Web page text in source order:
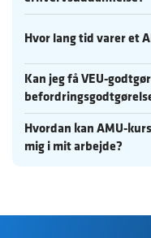
Hvor lang tid varer et
Kan jeg få VEU-
Hvordan kan AMU-
mig i mit arbejde?